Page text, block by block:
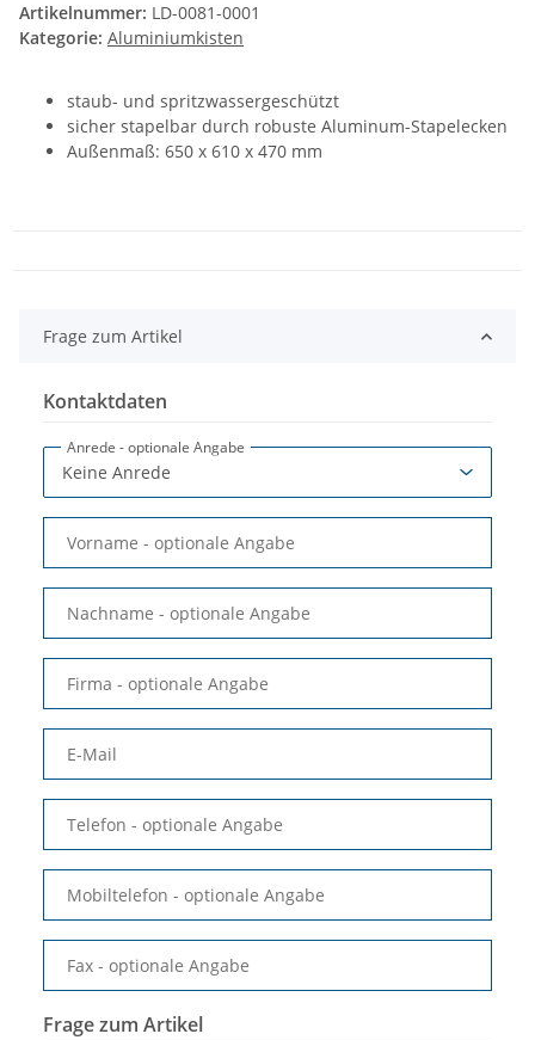
Artikelnummer: LD-0081-0001
Kategorie: Aluminiumkisten
staub- und spritzwassergeschützt
sicher stapelbar durch robuste Aluminum-Stapelecken
Außenmaß: 650 x 610 x 470 mm
Frage zum Artikel
Kontaktdaten
Anrede - optionale Angabe
Vorname - optionale Angabe
Nachname - optionale Angabe
Firma - optionale Angabe
E-Mail
Telefon - optionale Angabe
Mobiltelefon - optionale Angabe
Fax - optionale Angabe
Frage zum Artikel